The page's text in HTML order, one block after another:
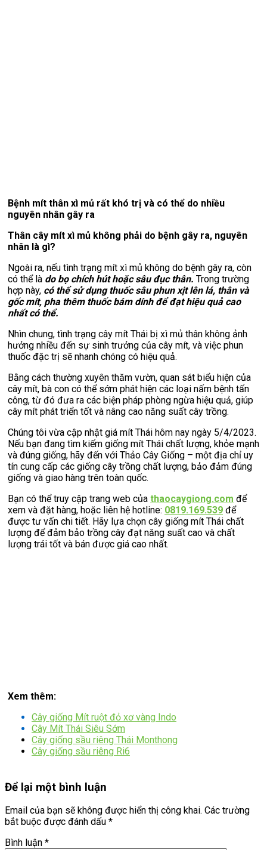
Bệnh mít thân xì mủ rất khó trị và có thể do nhiều
nguyên nhân gây ra
Thân cây mít xì mủ không phải do bệnh gây ra, nguyên
nhân là gì?
Ngoài ra, nếu tình trạng mít xì mủ không do bệnh gây ra, còn
có thể là do bọ chích hút hoặc sâu đục thân. Trong trường
hợp này, có thể sử dụng thuốc sâu phun xịt lên lá, thân và
gốc mít, pha thêm thuốc bám dính để đạt hiệu quả cao
nhất có thể.
Nhìn chung, tình trạng cây mít Thái bị xì mủ thân không ảnh
hưởng nhiều đến sự sinh trưởng của cây mít, và việc phun
thuốc đặc trị sẽ nhanh chóng có hiệu quả.
Bằng cách thường xuyên thăm vườn, quan sát biểu hiện của
cây mít, bà con có thể sớm phát hiện các loại nấm bệnh tấn
công, từ đó đưa ra các biện pháp phòng ngừa hiệu quả, giúp
cây mít phát triển tốt và nâng cao năng suất cây trồng.
Chúng tôi vừa cập nhật giá mít Thái hôm nay ngày 5/4/2023.
Nếu bạn đang tìm kiếm giống mít Thái chất lượng, khỏe mạnh
và đúng giống, hãy đến với Thảo Cây Giống – một địa chỉ uy
tín cung cấp các giống cây trồng chất lượng, bảo đảm đúng
giống và giao hàng trên toàn quốc.
Bạn có thể truy cập trang web của thaocaygiong.com để
xem và đặt hàng, hoặc liên hệ hotline: 0819.169.539 để
được tư vấn chi tiết. Hãy lựa chọn cây giống mít Thái chất
lượng để đảm bảo trồng cây đạt năng suất cao và chất
lượng trái tốt và bán được giá cao nhất.
Xem thêm:
Cây giống Mít ruột đỏ xơ vàng Indo
Cây Mít Thái Siêu Sớm
Cây giống sầu riêng Thái Monthong
Cây giống sầu riêng Ri6
Để lại một bình luận
Email của bạn sẽ không được hiển thị công khai. Các trường
bắt buộc được đánh dấu *
Bình luận *